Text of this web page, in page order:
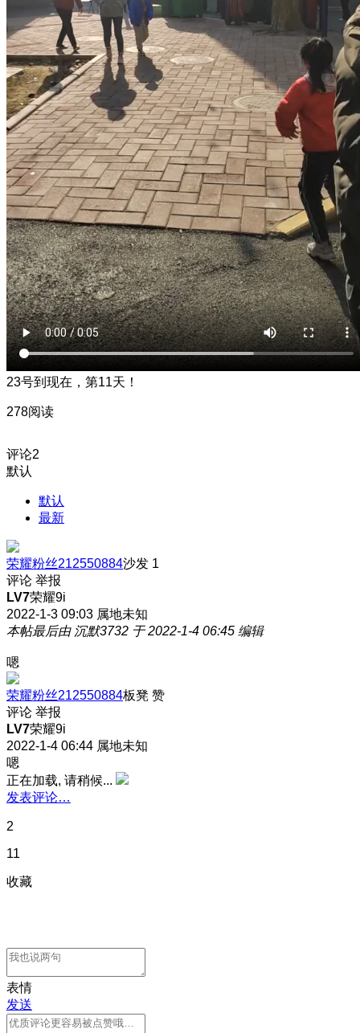
23号到现在，第11天！
278阅读
评论2
默认
默认
最新
荣耀粉丝212550884沙发 1
评论 举报
LV7荣耀9i
2022-1-3 09:03 属地未知
本帖最后由 沉默3732 于 2022-1-4 06:45 编辑
嗯
荣耀粉丝212550884板凳 赞
评论 举报
LV7荣耀9i
2022-1-4 06:44 属地未知
嗯
正在加载, 请稍候...
发表评论…
2
11
收藏
表情
发送